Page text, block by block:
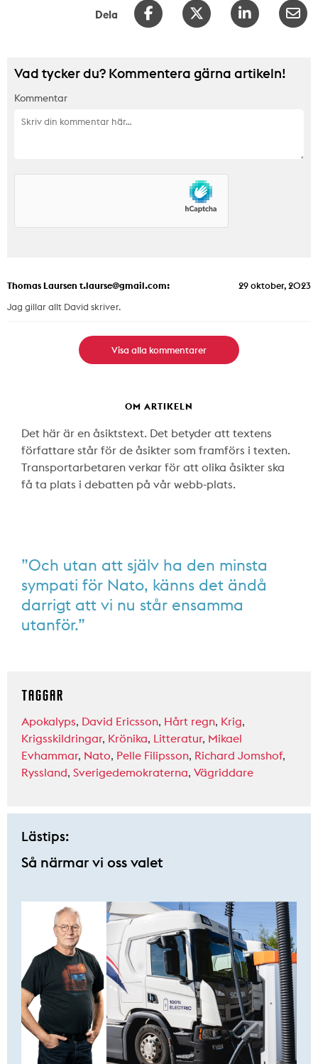
Dela
Vad tycker du? Kommentera gärna artikeln!
Kommentar
Thomas Laursen t.laurse@gmail.com:
29 oktober, 2023
Jag gillar allt David skriver.
Visa alla kommentarer
OM ARTIKELN
Det här är en åsiktstext. Det betyder att textens
författare står för de åsikter som framförs i texten.
Transportarbetaren verkar för att olika åsikter ska
få ta plats i debatten på vår webb-plats.
”Och utan att själv ha den minsta
sympati för Nato, känns det ändå
darrigt att vi nu står ensamma
utanför.”
TAGGAR
Apokalyps, David Ericsson, Hårt regn, Krig,
Krigsskildringar, Krönika, Litteratur, Mikael
Evhammar, Nato, Pelle Filipsson, Richard Jomshof,
Ryssland, Sverigedemokraterna, Vägriddare
Lästips:
Så närmar vi oss valet